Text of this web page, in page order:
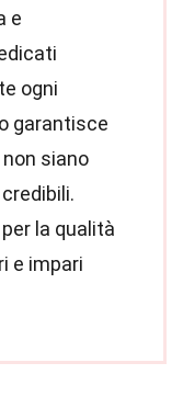
e
ogni
garantisce
siano
la qualità
e impari